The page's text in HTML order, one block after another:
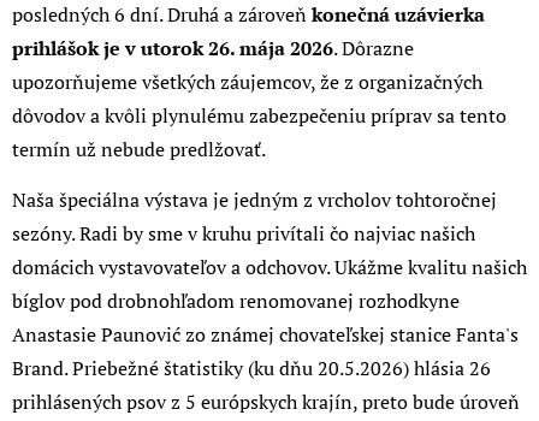
posledných 6 dní. Druhá a zároveňkonečná uzávierka
prihlášok je v utorok 26. mája 2026. Dôrazne
upozorňujeme všetkých záujemcov, že z organizačných
dôvodov a kvôli plynulému zabezpečeniu príprav sa tento
termín už nebude predlžovať.
Naša špeciálna výstava je jedným z vrcholov tohtoročnej
sezóny. Radi by sme v kruhu privítali čo najviac našich
domácich vystavovateľov a odchovov. Ukážme kvalitu našich
bíglov pod drobnohľadom renomovanej rozhodkyne
Anastasie Paunović zo známej chovateľskej stanice Fanta's
Brand. Priebežné štatistiky (ku dňu 20.5.2026) hlásia 26
prihlásených psov z 5 európskych krajín, preto bude úroveň